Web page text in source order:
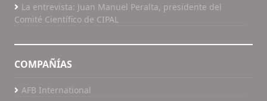
La entrevista: Juan Manuel Peralta, presidente del
Comité Científico de CIPAL
COMPAÑÍAS
AFB International